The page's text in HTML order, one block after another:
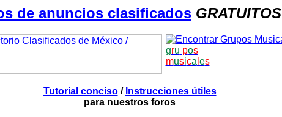
de anuncios clasificados GRATUITOS
gru pos
musica es
Tutorial conciso/ Instrucciones útiles
para nuestros foros